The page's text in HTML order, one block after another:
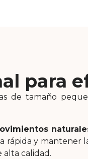
para
de tamaño
rápida y mantener
alta calidad.